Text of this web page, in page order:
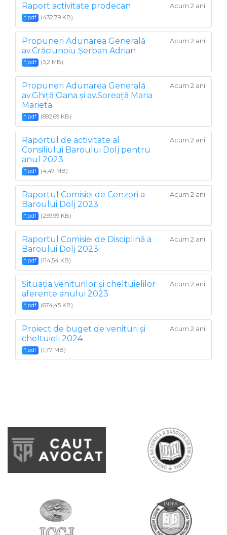
Raport activitate prodecan Acum 2 ani
*.pdf (432,79 KB)
Propuneri Adunarea Generală
av.Crăciunoiu Șerban Adrian
Acum 2 ani
*.pdf (3,2 MB)
Propuneri Adunarea Generală
av.Ghiță Oana și av.Soreață Maria
Marieta
Acum 2 ani
*.pdf (892,69 KB)
Raportul de activitate al
Consiliului Baroului Dolj pentru
anul 2023
Acum 2 ani
*.pdf (4,47 MB)
Raportul Comisiei de Cenzori a
Baroului Dolj 2023
Acum 2 ani
*.pdf (259,99 KB)
Raportul Comisiei de Disciplină a
Baroului Dolj 2023
Acum 2 ani
*.pdf (114,54 KB)
Situația veniturilor și cheltuielilor
aferente anului 2023
Acum 2 ani
*.pdf (674,45 KB)
Proiect de buget de venituri și
cheltuieli 2024
Acum 2 ani
*.pdf (1,77 MB)